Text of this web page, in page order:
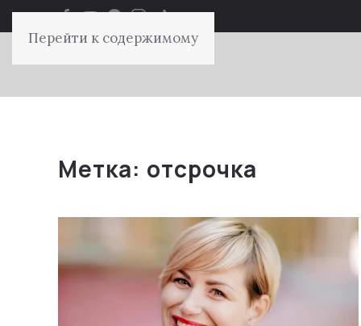
Перейти к содержимому
Метка: отсрочка